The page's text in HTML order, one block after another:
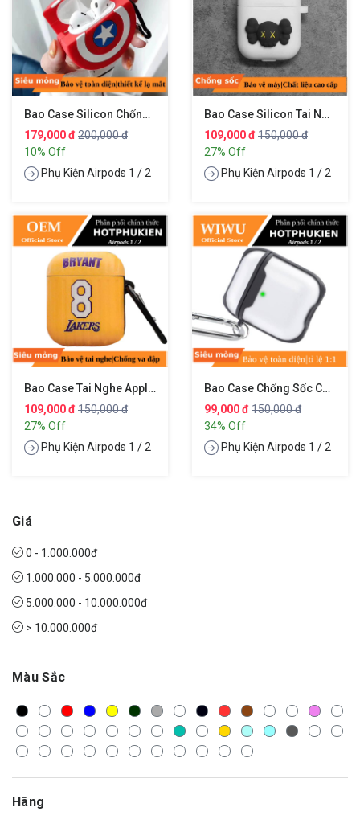
Bao Case Silicon Chống Sốc Cho Tai Nghe Apple Airpods 1 / 2 Kiểu Dáng Khiên Đội Trưởng (chống Vân Tay Chống Bám Bẩn Vật Liệu Cao Cấp)
179,000 đ 200,000 đ
10% Off
Phụ Kiện Airpods 1 / 2
Bao Case Silicon Tai Nghe Apple Airpods 1 / 2 Hiệu HOTCASE Kwas Chống Sốc Hạn Chế Bám Vân Tay Chống Bám Bẩn
109,000 đ 150,000 đ
27% Off
Phụ Kiện Airpods 1 / 2
Bao Case Tai Nghe Apple Airpods 1 / 2 Hiệu HOTCASE Lakers Bryant (chống Vân Tay Chống Bám Bẩn Vật Liệu Cao Cấp)
109,000 đ 150,000 đ
27% Off
Phụ Kiện Airpods 1 / 2
Bao Case Chống Sốc Cho Tai Nghe Airpods 1 / 2 Hiệu WIWU Eggshell
99,000 đ 150,000 đ
34% Off
Phụ Kiện Airpods 1 / 2
Giá
0 - 1.000.000đ
1.000.000 - 5.000.000đ
5.000.000 - 10.000.000đ
> 10.000.000đ
Màu Sắc
Hãng